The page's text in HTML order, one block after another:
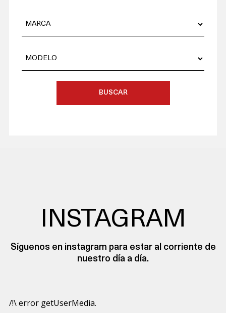
BUSCAR
INSTAGRAM
Síguenos en instagram para estar al corriente de
nuestro día a día.
/!\ error getUserMedia.